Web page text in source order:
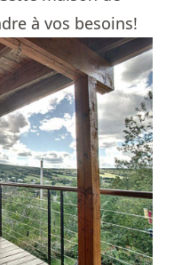
à vos besoins!